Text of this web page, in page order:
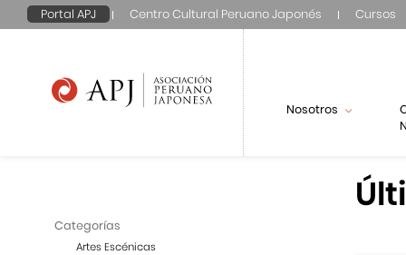
Portal APJ Centro Cultural Peruano Japonés Cursos
Nosotros
Categorías
Artes Escénicas